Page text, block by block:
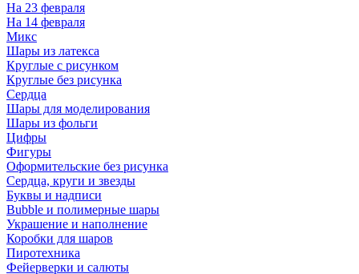
На 23 февраля
На 14 февраля
Микс
Шары из латекса
Круглые с рисунком
Круглые без рисунка
Сердца
Шары для моделирования
Шары из фольги
Цифры
Фигуры
Оформительские без рисунка
Сердца, круги и звезды
Буквы и надписи
Bubble и полимерные шары
Украшение и наполнение
Коробки для шаров
Пиротехника
Фейерверки и салюты